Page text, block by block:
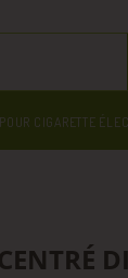
CIGARETTE